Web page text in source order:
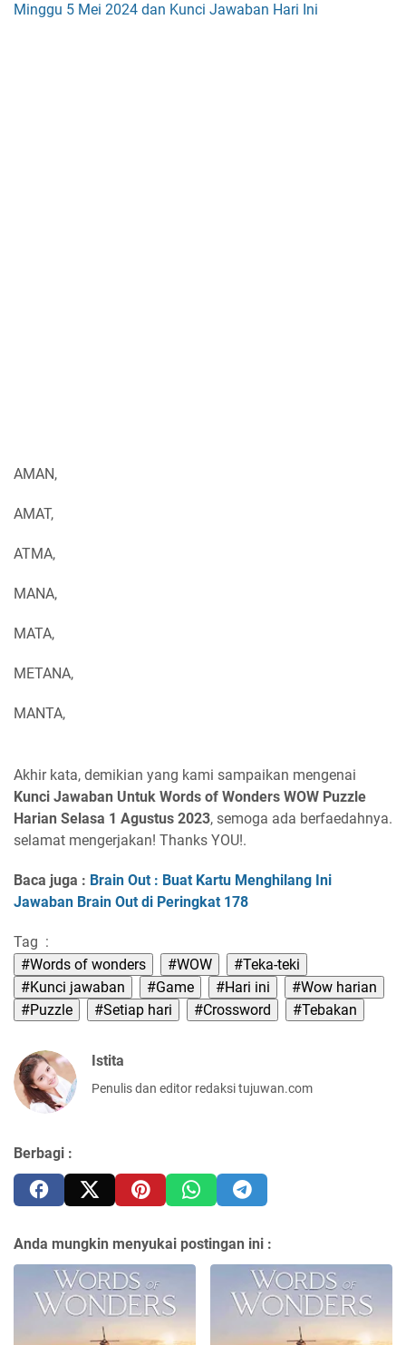
Minggu 5 Mei 2024 dan Kunci Jawaban Hari Ini
AMAN,
AMAT,
ATMA,
MANA,
MATA,
METANA,
MANTA,
Akhir kata, demikian yang kami sampaikan mengenai
Kunci Jawaban Untuk Words of Wonders WOW Puzzle
Harian Selasa 1 Agustus 2023, semoga ada berfaedahnya.
selamat mengerjakan! Thanks YOU!.
Baca juga : Brain Out : Buat Kartu Menghilang Ini
Jawaban Brain Out di Peringkat 178
Tag :
#Words of wonders
#WOW
#Teka-teki
#Kunci jawaban
#Game #Hari ini
#Wow harian
#Puzzle
#Setiap hari #Crossword #Tebakan
Istita
Penulis dan editor redaksi tujuwan.com
Berbagi :
Anda mungkin menyukai postingan ini :